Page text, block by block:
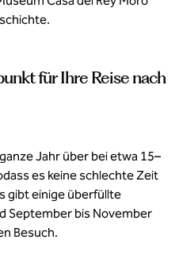
für Ihre Reise nach
Jahr über bei etwa 15–
es keine schlechte Zeit
gibt einige überfüllte
September bis November
Besuch.